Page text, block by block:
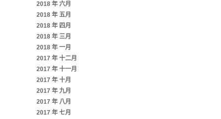
2018 年 六月
2018 年 五月
2018 年 四月
2018 年 三月
2018 年 一月
2017 年 十二月
2017 年 十一月
2017 年 十月
2017 年 九月
2017 年 八月
2017 年 七月